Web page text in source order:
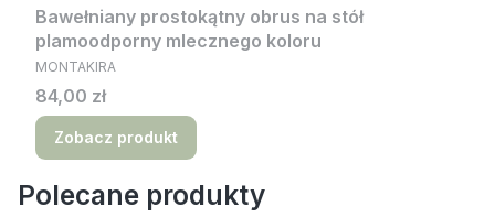
Bawełniany prostokątny obrus na stół
plamoodporny mlecznego koloru
PRODUCENT
MONTAKIRA
Cena
84,00 zł
Zobacz produkt
Polecane produkty